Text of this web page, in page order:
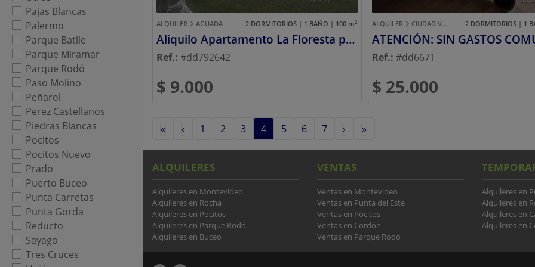
Pajas Blancas
Palermo
Parque Batlle
Parque Miramar
Parque Rodó
Paso Molino
Peñarol
Perez Castellanos
Piedras Blancas
Pocitos
Pocitos Nuevo
Prado
Puerto Buceo
Punta Carretas
Punta Gorda
Reducto
Sayago
Tres Cruces
ALQUILER AGUADA 2 DORMITORIOS | 1 BAÑO | 100 m2
Aliquilo Apartamento La Floresta por fin de semana o mes entero
Ref.: #dd792642
$ 9.000
ALQUILER CIUDAD VIEJA 2 DORMITORIOS | 1
ATENCIÓN: SIN GASTOS
Ref.: #dd6671
$ 25.000
« ‹ 1 2 3 4 5 6 7 › »
ALQUILERES
Alquileres en Montevideo
Alquileres en Rocha
Alquileres en Pocitos
Alquileres en Parque Rodó
Alquileres en Buceo
VENTAS
Ventas en Montevideo
Ventas en Punta del Este
Ventas en Pocitos
Ventas en Cordón
Ventas en Parque Rodó
Alquileres en
Alquileres en
Alquileres en
Alquileres en